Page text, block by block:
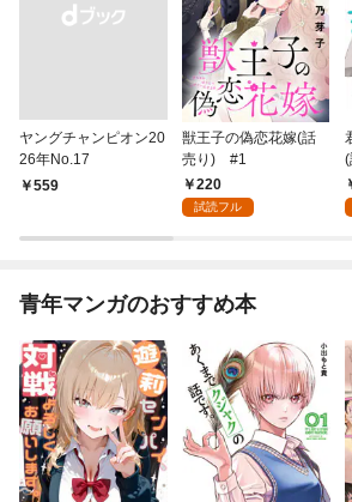
ヤングチャンピオン20
26年No.17
￥559
獣王子の偽恋花嫁(話
売り) #1
220
試読フル
青年マンガのおすすめ本